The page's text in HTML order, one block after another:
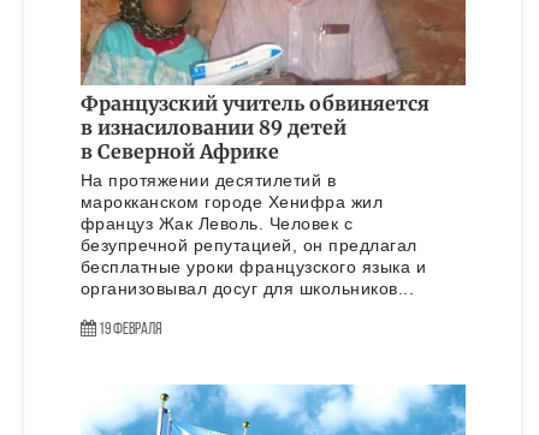
Французский учитель обвиняется
в изнасиловании 89 детей
в Северной Африке
На протяжении десятилетий в
марокканском городе Хенифра жил
француз Жак Леволь. Человек с
безупречной репутацией, он предлагал
бесплатные уроки французского языка и
организовывал досуг для школьников...
19 Февраля